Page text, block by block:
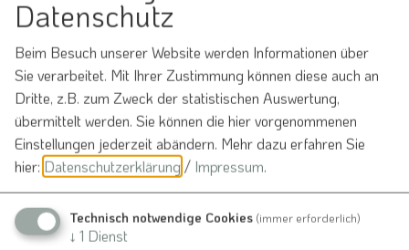
Amtliche Bekanntmachungen
Kontakt
Datenschutz
Beim Besuch unserer Website werden Informationen über
Sie verarbeitet. Mit Ihrer Zustimmung können diese auch an
Dritte, z.B. zum Zweck der statistischen Auswertung,
übermittelt werden. Sie können die hier vorgenommenen
Einstellungen jederzeit abändern. Mehr dazu erfahren Sie
hier: Datenschutzerklärung/ Impressum.
Technisch notwendige Cookies (immer erforderlich)
↓ 1 Dienst